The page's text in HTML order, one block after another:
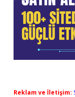
Reklam ve İletişim: